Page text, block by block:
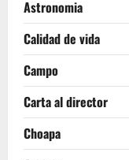
Astronomia
Calidad de vida
Campo
Carta al director
Choapa